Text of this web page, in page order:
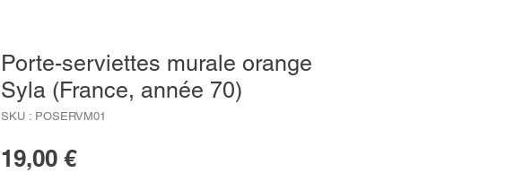
Porte-serviettes murale orange
Syla (France, année 70)
SKU : POSERVM01
19,00 €Prix